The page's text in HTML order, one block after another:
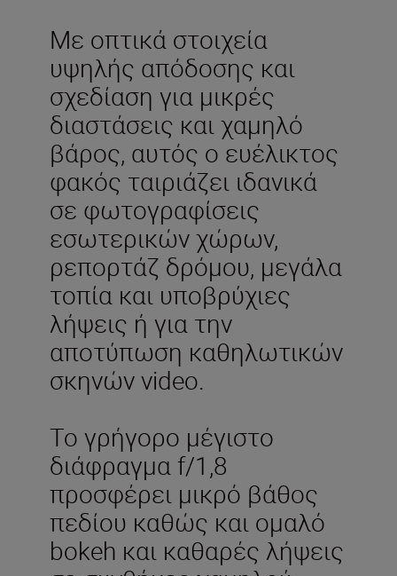
Με οπτικά στοιχεία
υψηλής απόδοσης και
σχεδίαση για μικρές
διαστάσεις και χαμηλό
βάρος, αυτός ο ευέλικτος
φακός ταιριάζει ιδανικά
σε φωτογραφίσεις
εσωτερικών χώρων,
ρεπορτάζ δρόμου, μεγάλα
τοπία και υποβρύχιες
λήψεις ή για την
αποτύπωση καθηλωτικών
σκηνών video.
Το γρήγορο μέγιστο
διάφραγμα f/1,8
προσφέρει μικρό βάθος
πεδίου καθώς και ομαλό
bokeh και καθαρές λήψεις